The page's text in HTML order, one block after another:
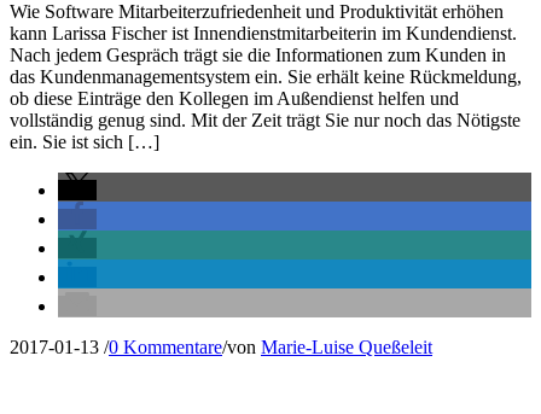
Wie Software Mitarbeiterzufriedenheit und Produktivität erhöhen
kann Larissa Fischer ist Innendienstmitarbeiterin im Kundendienst.
Nach jedem Gespräch trägt sie die Informationen zum Kunden in
das Kundenmanagementsystem ein. Sie erhält keine Rückmeldung,
ob diese Einträge den Kollegen im Außendienst helfen und
vollständig genug sind. Mit der Zeit trägt Sie nur noch das Nötigste
ein. Sie ist sich […]
2017-01-13 /0 Kommentare/von Marie-Luise Queßeleit